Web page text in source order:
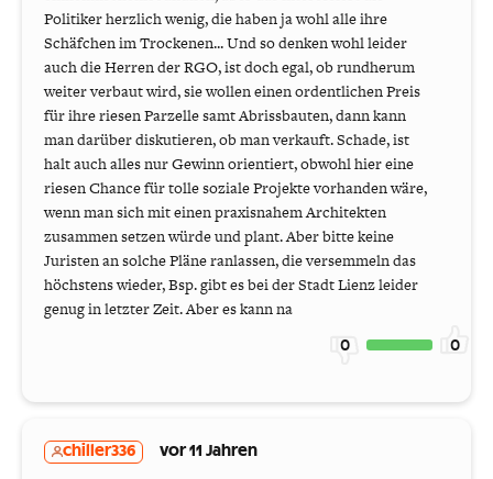
Politiker herzlich wenig, die haben ja wohl alle ihre
Schäfchen im Trockenen... Und so denken wohl leider
auch die Herren der RGO, ist doch egal, ob rundherum
weiter verbaut wird, sie wollen einen ordentlichen Preis
für ihre riesen Parzelle samt Abrissbauten, dann kann
man darüber diskutieren, ob man verkauft. Schade, ist
halt auch alles nur Gewinn orientiert, obwohl hier eine
riesen Chance für tolle soziale Projekte vorhanden wäre,
wenn man sich mit einen praxisnahem Architekten
zusammen setzen würde und plant. Aber bitte keine
Juristen an solche Pläne ranlassen, die versemmeln das
höchstens wieder, Bsp. gibt es bei der Stadt Lienz leider
genug in letzter Zeit. Aber es kann na
0 0
chiller336 vor 11 Jahren